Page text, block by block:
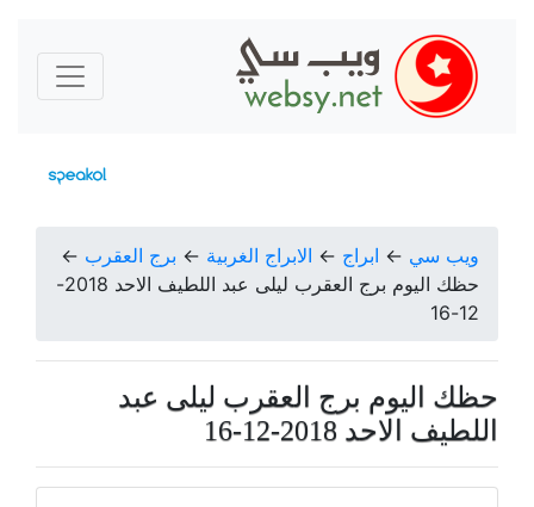
ويب سي ← ابراج ← الابراج الغربية ← برج العقرب ←
حظك اليوم برج العقرب ليلى عبد اللطيف الاحد 2018-
12-16
حظك اليوم برج العقرب ليلى عبد
اللطيف الاحد 2018-12-16